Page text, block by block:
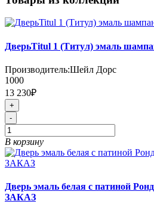
ДверьTitul 1 (Титул) эмаль
Производитель:Шейл Дорс
1000
13 230₽
+
-
В корзину
Дверь эмаль белая с патиной
ЗАКАЗ